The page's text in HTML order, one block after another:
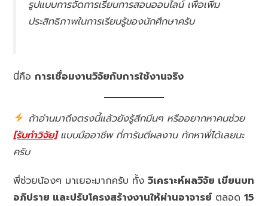
รูปแบบการจัดการเรียนการสอนออนไลน์ เพื่อเพิ่ม
ประสิทธิภาพในการเรียนรู้ของนักศึกษาครับ
นี่คือการเชื่อมงานวิจัยกับการใช้งานจริง
ถ้าอ่านมาถึงตรงนี้แล้วยังรู้สึกมึนๆ หรืออยากหาคนช่วย
[รับทำวิจัย]แบบมืออาชีพ ที่การันตีผลงาน ทักหาพี่ได้เลยนะ
ครับ
พี่ช่วยน้องๆ มาเยอะมากครับ ทั้งวิเคราะห์ผลวิจัย เขียนบท
อภิปราย และปรับโครงสร้างงานให้ผ่านอาจารย์ตลอด15